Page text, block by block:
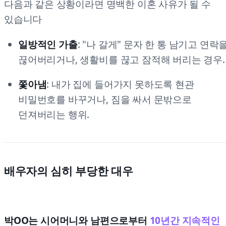
다음과 같은 상황이라면 명백한 이혼 사유가 될 수
있습니다
일방적인 가출: "나 갈게" 문자 한 통 남기고 연락
끊어버리거나, 생활비를 끊고 잠적해 버리는 경우.
쫓아냄: 내가 집에 들어가지 못하도록 현관
비밀번호를 바꾸거나, 짐을 싸서 문밖으로
던져버리는 행위.
배우자의 심히 부당한 대우
박OO는 시어머니와 남편으로부터 10년간 지속적인